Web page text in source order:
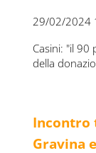
29/02/2024
Casini: "il 90
della
Incontro
Gravina